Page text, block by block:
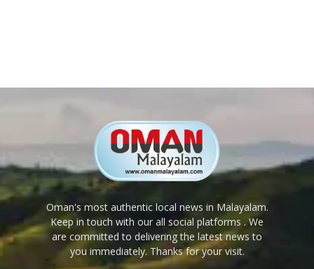
Oman's most authentic local news in Malayalam.
Keep in touch with our all social platforms . We
are committed to delivering the latest news to
you immediately. Thanks for your visit.